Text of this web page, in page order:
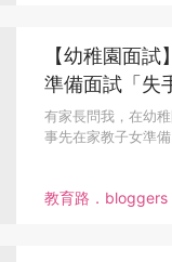
【幼稚園面
準備面試「失
有家長問我，在幼
事先在家教子女準